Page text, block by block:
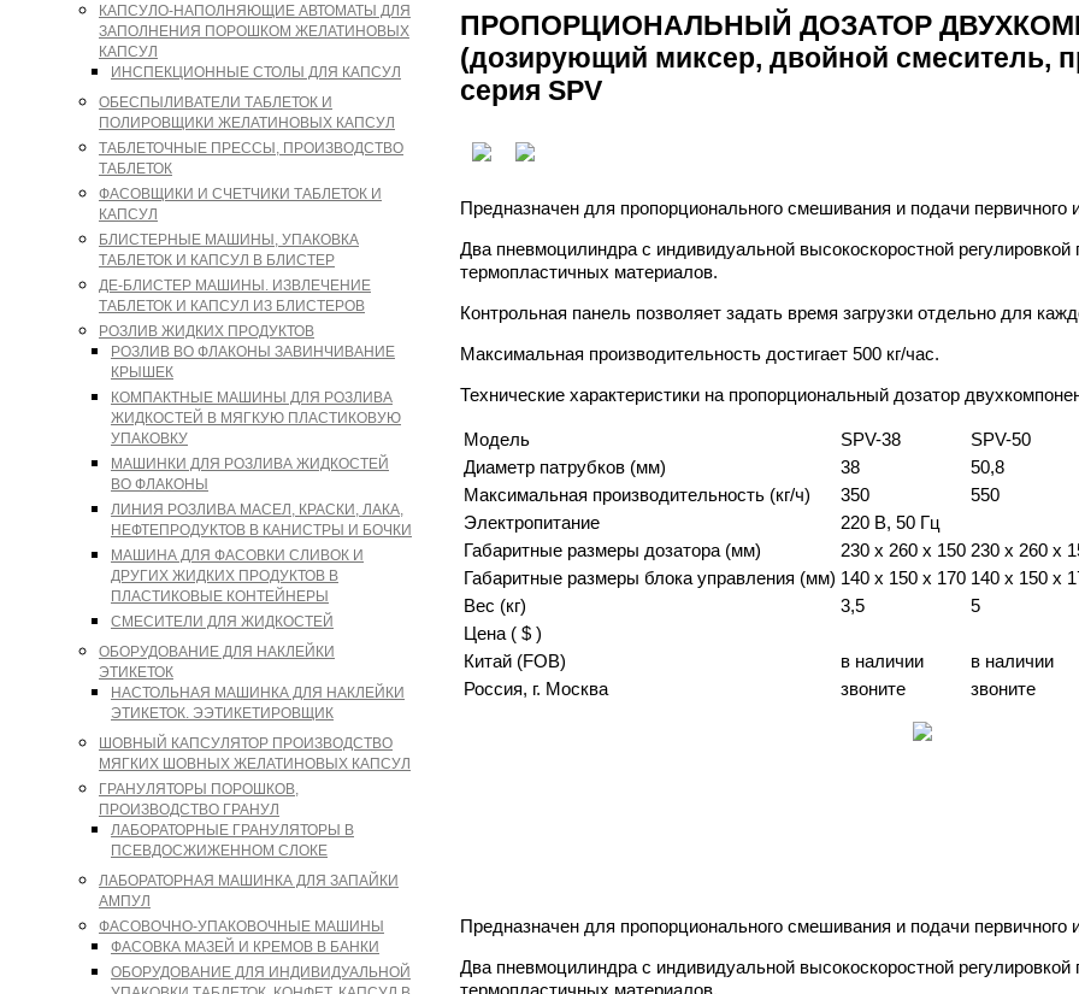
КАПСУЛО-НАПОЛНЯЮЩИЕ АВТОМАТЫ ДЛЯ
ЗАПОЛНЕНИЯ ПОРОШКОМ ЖЕЛАТИНОВЫХ
КАПСУЛ
ИНСПЕКЦИОННЫЕ СТОЛЫ ДЛЯ КАПСУЛ
ОБЕСПЫЛИВАТЕЛИ ТАБЛЕТОК И
ПОЛИРОВЩИКИ ЖЕЛАТИНОВЫХ КАПСУЛ
ТАБЛЕТОЧНЫЕ ПРЕССЫ, ПРОИЗВОДСТВО
ТАБЛЕТОК
ФАСОВЩИКИ И СЧЕТЧИКИ ТАБЛЕТОК И
КАПСУЛ
БЛИСТЕРНЫЕ МАШИНЫ, УПАКОВКА
ТАБЛЕТОК И КАПСУЛ В БЛИСТЕР
ДЕ-БЛИСТЕР МАШИНЫ. ИЗВЛЕЧЕНИЕ
ТАБЛЕТОК И КАПСУЛ ИЗ БЛИСТЕРОВ
РОЗЛИВ ЖИДКИХ ПРОДУКТОВ
РОЗЛИВ ВО ФЛАКОНЫ ЗАВИНЧИВАНИЕ
КРЫШЕК
КОМПАКТНЫЕ МАШИНЫ ДЛЯ РОЗЛИВА
ЖИДКОСТЕЙ В МЯГКУЮ ПЛАСТИКОВУЮ
УПАКОВКУ
МАШИНКИ ДЛЯ РОЗЛИВА ЖИДКОСТЕЙ
ВО ФЛАКОНЫ
ЛИНИЯ РОЗЛИВА МАСЕЛ, КРАСКИ, ЛАКА,
НЕФТЕПРОДУКТОВ В КАНИСТРЫ И БОЧКИ
МАШИНА ДЛЯ ФАСОВКИ СЛИВОК И
ДРУГИХ ЖИДКИХ ПРОДУКТОВ В
ПЛАСТИКОВЫЕ КОНТЕЙНЕРЫ
СМЕСИТЕЛИ ДЛЯ ЖИДКОСТЕЙ
ОБОРУДОВАНИЕ ДЛЯ НАКЛЕЙКИ
ЭТИКЕТОК
НАСТОЛЬНАЯ МАШИНКА ДЛЯ НАКЛЕЙКИ
ЭТИКЕТОК. ЭЭТИКЕТИРОВЩИК
ШОВНЫЙ КАПСУЛЯТОР ПРОИЗВОДСТВО
МЯГКИХ ШОВНЫХ ЖЕЛАТИНОВЫХ КАПСУЛ
ГРАНУЛЯТОРЫ ПОРОШКОВ,
ПРОИЗВОДСТВО ГРАНУЛ
ЛАБОРАТОРНЫЕ ГРАНУЛЯТОРЫ В
ПСЕВДОСЖИЖЕННОМ СЛОКЕ
ЛАБОРАТОРНАЯ МАШИНКА ДЛЯ ЗАПАЙКИ
АМПУЛ
ФАСОВОЧНО-УПАКОВОЧНЫЕ МАШИНЫ
ФАСОВКА МАЗЕЙ И КРЕМОВ В БАНКИ
ОБОРУДОВАНИЕ ДЛЯ ИНДИВИДУАЛЬНОЙ
ПРОПОРЦИОНАЛЬНЫЙ ДОЗАТОР
(дозирующий миксер, двойной смеситель,
серия SPV
Предназначен для пропорционального смешивания и подачи первичного
Два пневмоцилиндра с индивидуальной высокоскоростной
термопластичных материалов.
Контрольная панель позволяет задать время загрузки отдельно для
Максимальная производительность достигает 500 кг/час.
Технические характеристики на пропорциональный дозатор
Модель SPV-38
SPV-50
Диаметр патрубков (мм)
38
50,8
Максимальная производительность (кг/ч)
350
550
Электропитание
220 В, 50 Гц
Габаритные размеры дозатора (мм)
230 x 260 x 150 230 x 260 x
Габаритные размеры блока управления (мм) 140 x 150 x 170 140 x 150 x
Вес (кг)
3,5
5
Цена ( $ )
Китай (FOB)
в наличии
в наличии
Россия, г. Москва
звоните звоните
Предназначен для пропорционального смешивания и подачи первичного
Два пневмоцилиндра с индивидуальной высокоскоростной